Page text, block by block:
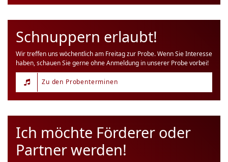
Schnuppern erlaubt!
Wir treffen uns wöchentlich am Freitag zur Probe. Wenn Sie Interesse
haben, schauen Sie gerne ohne Anmeldung in unserer Probe vorbei!
Zu den Probenterminen
Ich möchte Förderer oder
Partner werden!